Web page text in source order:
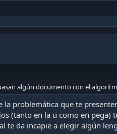
algún documento con el
la problemática que te
(tanto en la u como en
te da incapie a elegir algún